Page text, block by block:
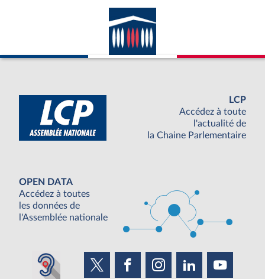
LCP
Accédez à toute
l'actualité de
la Chaine Parlementaire
OPEN DATA
Accédez à toutes
les données de
l'Assemblée nationale